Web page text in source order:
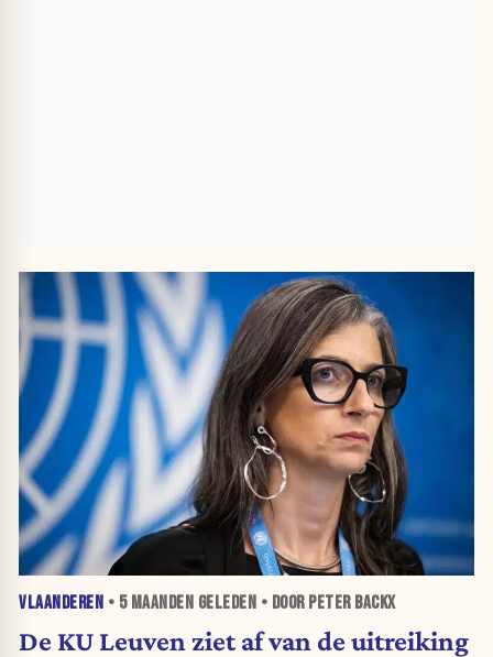
VLAANDEREN • 5 MAANDEN GELEDEN • DOOR PETER BACKX
De KU Leuven ziet af van de uitreiking